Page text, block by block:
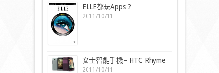
ELLE都玩Apps ?
2011/10/11
女士智能手機– HTC Rhyme
2011/10/11